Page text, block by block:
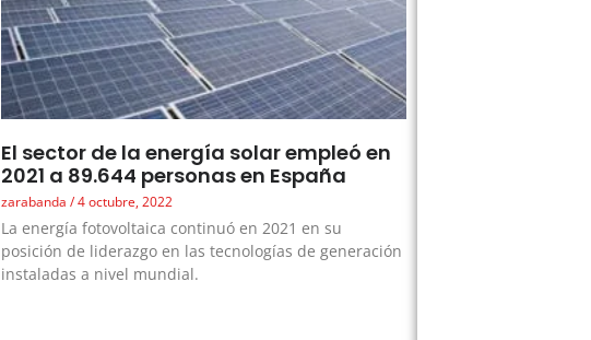
El sector de la energía solar empleó en
2021 a 89.644 personas en España
zarabanda 4 octubre, 2022
La energía fotovoltaica continuó en 2021 en su
posición de liderazgo en las tecnologías de generación
instaladas a nivel mundial.